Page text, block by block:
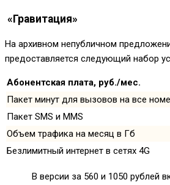
«Гравитация»
На архивном непубличном
предоставляется следующий набор
Абонентская плата, руб./мес.
Пакет минут для вызовов на все
Пакет SMS и MMS
Объем трафика на месяц в Гб
Безлимитный интернет в сетях 4G
В версии за 560 и 1050 рублей